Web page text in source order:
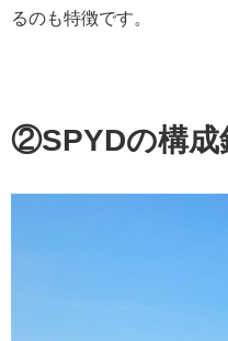
るのも特徴です。
②SPYDの構成